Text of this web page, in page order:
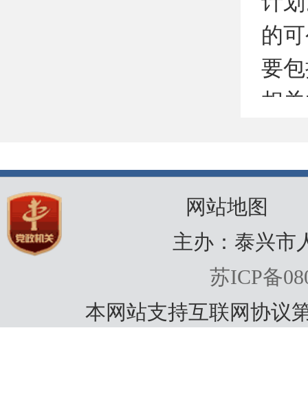
的
要
相
资
律
为
依
房
下
网站地图
主办：泰兴市
苏ICP备
本网站支持互联网协